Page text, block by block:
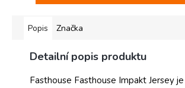
Popis Značka
Detailní popis produktu
Fasthouse Fasthouse Impakt Jersey